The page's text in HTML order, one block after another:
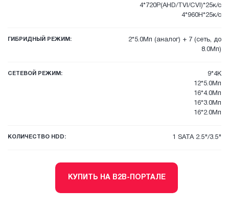
4*720P(AHD/TVI/CVI)*25к/с
4*960H*25к/с
ГИБРИДНЫЙ РЕЖИМ:
2*5.0Мп (аналог) + 7 (сеть, до
8.0Мп)
СЕТЕВОЙ РЕЖИМ:
9*4K
12*5.0Мп
16*4.0Мп
16*3.0Мп
16*2.0Мп
КОЛИЧЕСТВО HDD: 1 SATA 2.5"/3.5"
КУПИТЬ НА B2B-ПОРТАЛЕ